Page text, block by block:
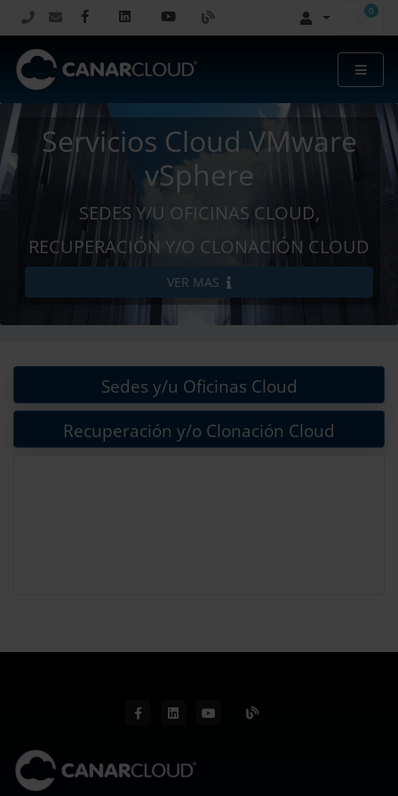
0
Servicios Cloud VMware
vSphere
SEDES Y/U OFICINAS CLOUD,
RECUPERACIÓN Y/O CLONACIÓN CLOUD
VER MAS
Sedes y/u Oficinas Cloud
Recuperación y/o Clonación Cloud